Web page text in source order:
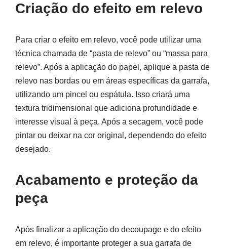
Criação do efeito em relevo
Para criar o efeito em relevo, você pode utilizar uma
técnica chamada de “pasta de relevo” ou “massa para
relevo”. Após a aplicação do papel, aplique a pasta de
relevo nas bordas ou em áreas específicas da garrafa,
utilizando um pincel ou espátula. Isso criará uma
textura tridimensional que adiciona profundidade e
interesse visual à peça. Após a secagem, você pode
pintar ou deixar na cor original, dependendo do efeito
desejado.
Acabamento e proteção da
peça
Após finalizar a aplicação do decoupage e do efeito
em relevo, é importante proteger a sua garrafa de